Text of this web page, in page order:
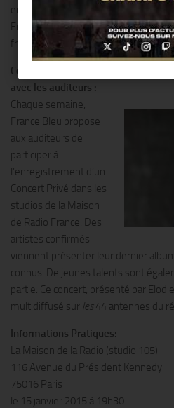
enregistrement,
France Bleu donne rendez-vous aux
francebleu.fr
Concert privé France Bleu : moment
avec les auditeurs :
Chaque semaine,
France Bleu propose
aux auditeurs de
participer à
l’enregistrement d’un
Concert Privé dans les
studios de la Maison
de Radio France. Des
artistes confirmés
viennent présenter leur dernier
connus. De jeunes talents sont
partie. Ce concert, présenté par
multidiffusé sur les44 antennes du
Informations Pratiques:
La Maison de la Radio (studio 105)
116 Avenue du Président Kennedy
75016 Paris
le 15 janvier 2015 à 19h30